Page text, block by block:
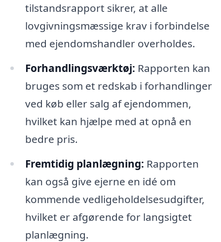
tilstandsrapport sikrer, at alle
lovgivningsmæssige krav i forbindelse
med ejendomshandler overholdes.
Forhandlingsværktøj: Rapporten kan
bruges som et redskab i forhandlinger
ved køb eller salg af ejendommen,
hvilket kan hjælpe med at opnå en
bedre pris.
Fremtidig planlægning: Rapporten
kan også give ejerne en idé om
kommende vedligeholdelsesudgifter,
hvilket er afgørende for langsigtet
planlægning.